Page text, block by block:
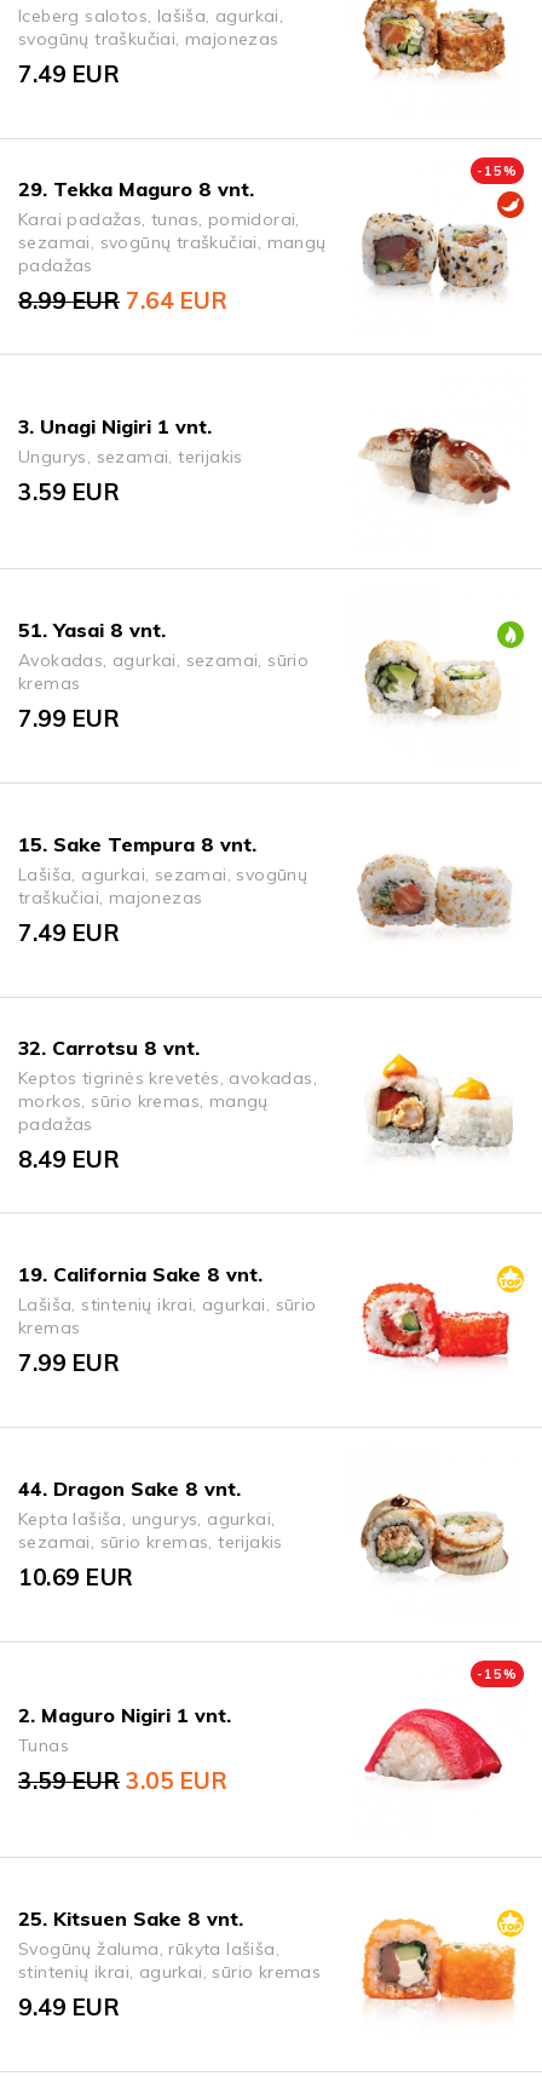
Iceberg salotos, lašiša, agurkai,
svogūnų traškučiai, majonezas
7.49 EUR
- 15%
29. Tekka Maguro 8 vnt.
Karai padažas, tunas, pomidorai,
sezamai, svogūnų traškučiai, mangų
padažas
8.99EUR
Original price was: 8.99 EUR.
7.64 EUR
Current price is: 7.64 EUR.
3. Unagi Nigiri 1 vnt.
Ungurys, sezamai, terijakis
3.59 EUR
51. Yasai 8 vnt.
Avokadas, agurkai, sezamai, sūrio
kremas
7.99 EUR
15. Sake Tempura 8 vnt.
Lašiša, agurkai, sezamai, svogūnų
traškučiai, majonezas
7.49 EUR
32. Carrotsu 8 vnt.
Keptos tigrinės krevetės, avokadas,
morkos, sūrio kremas, mangų
padažas
8.49 EUR
19. California Sake 8 vnt.
Lašiša, stintenių ikrai, agurkai, sūrio
kremas
7.99 EUR
44. Dragon Sake 8 vnt.
Kepta lašiša, ungurys, agurkai,
sezamai, sūrio kremas, terijakis
10.69 EUR
- 15%
2. Maguro Nigiri 1 vnt.
Tunas
3.59EUR
Original price was: 3.59 EUR.
3.05 EUR
Current price is: 3.05 EUR.
25. Kitsuen Sake 8 vnt.
Svogūnų žaluma, rūkyta lašiša,
stintenių ikrai, agurkai, sūrio kremas
9.49 EUR